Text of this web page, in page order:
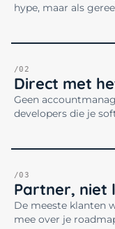
hype, maar als
/02
Direct met
Geen
developers die je
/03
Partner, niet
De meeste klanten
mee over je